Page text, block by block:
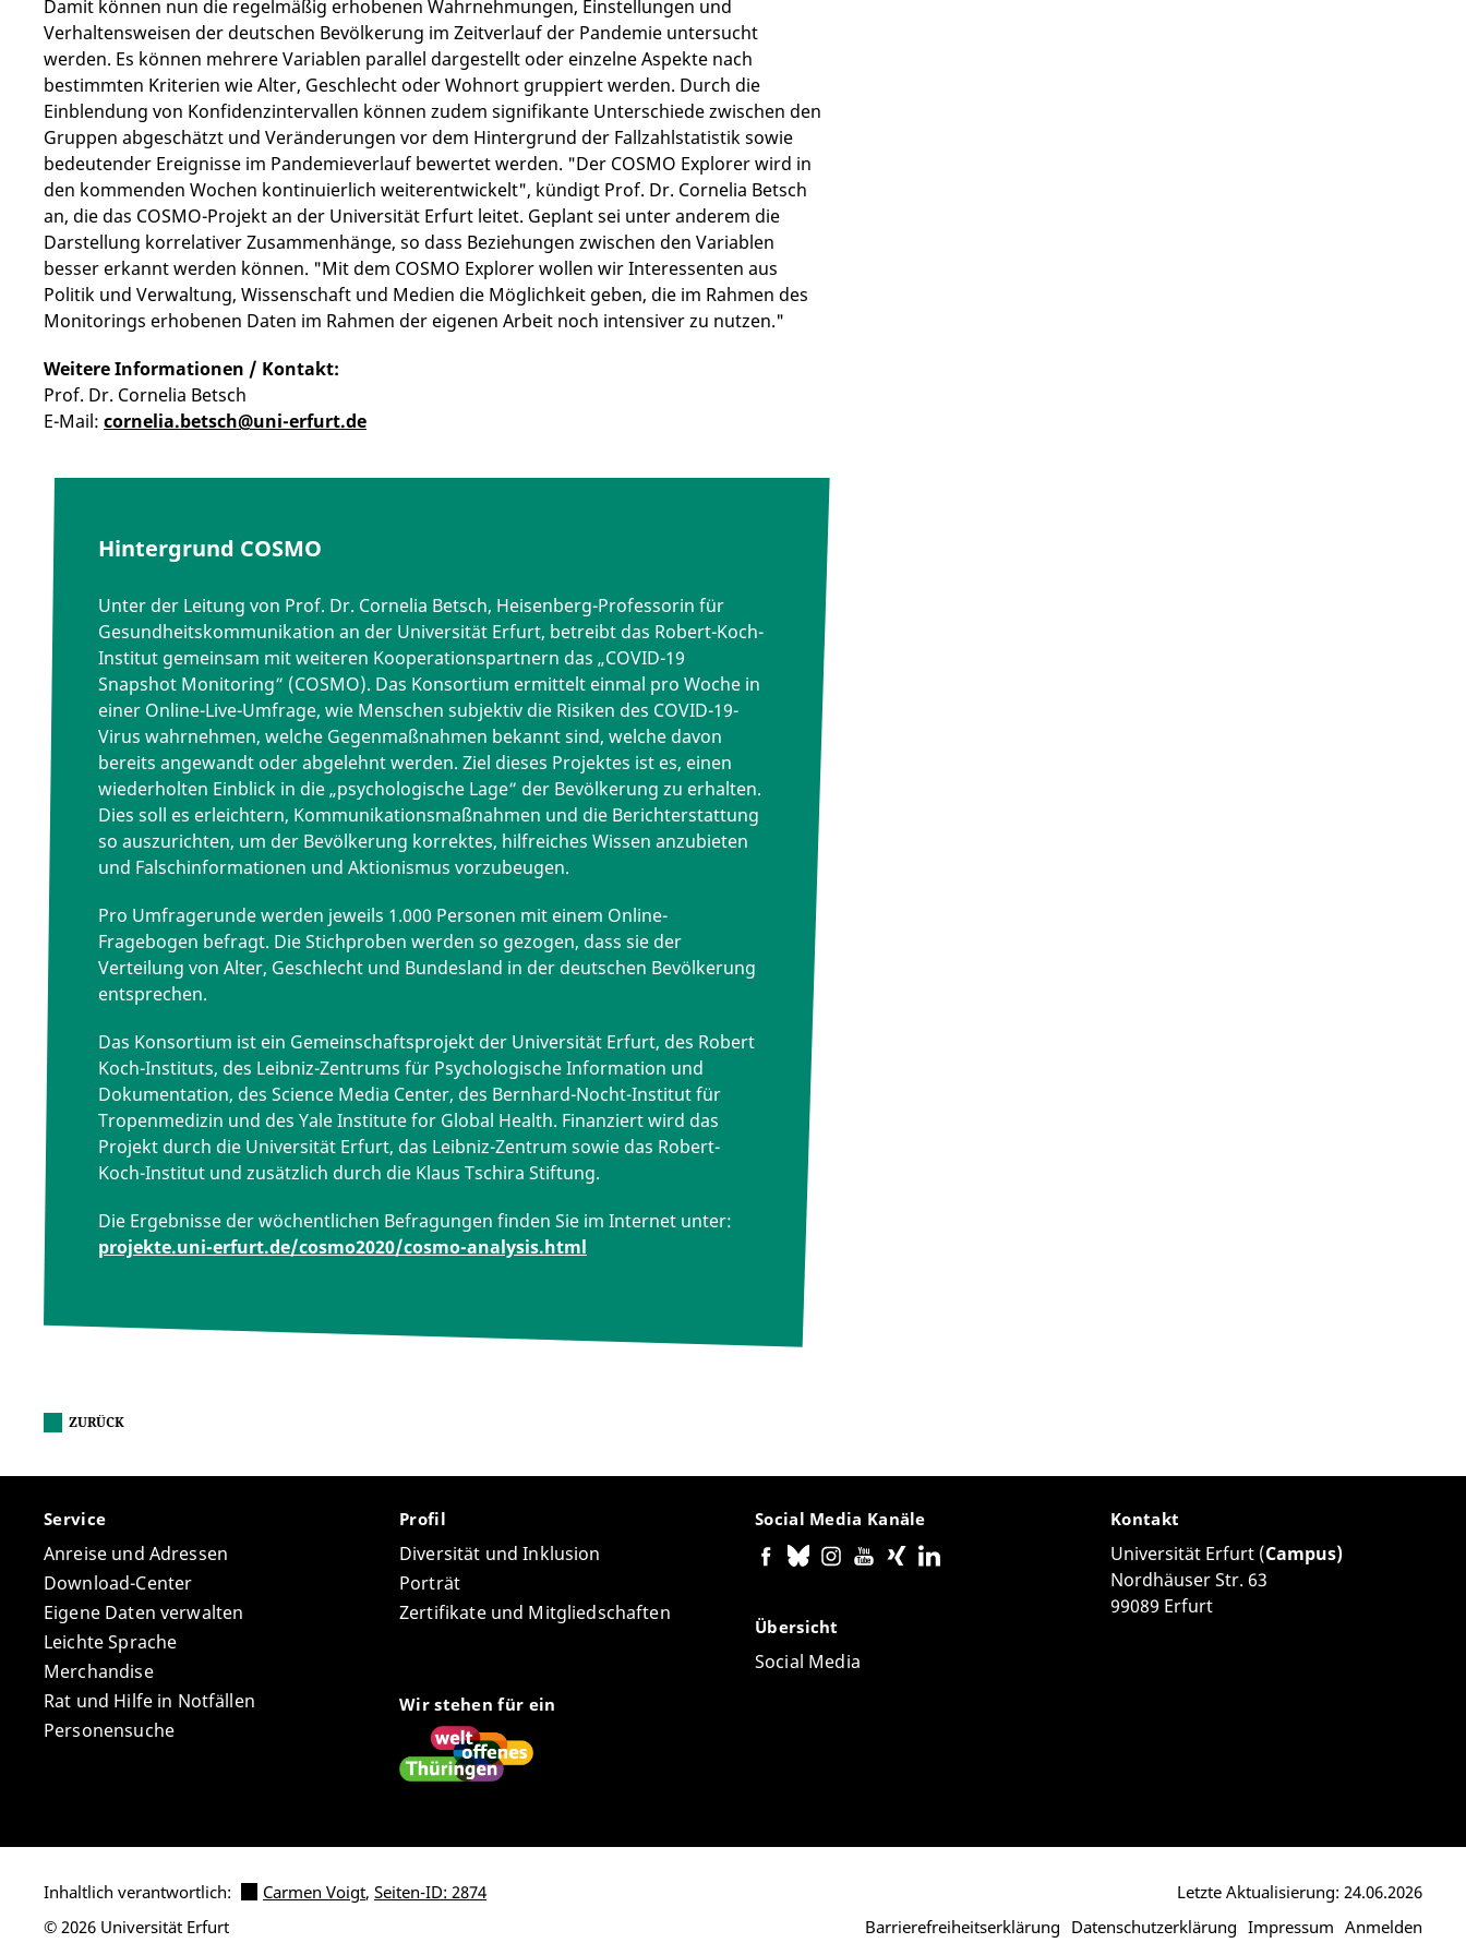
Damit können nun die regelmäßig erhobenen Wahrnehmungen, Einstellungen und
Verhaltensweisen der deutschen Bevölkerung im Zeitverlauf der Pandemie untersucht
werden. Es können mehrere Variablen parallel dargestellt oder einzelne Aspekte nach
bestimmten Kriterien wie Alter, Geschlecht oder Wohnort gruppiert werden. Durch die
Einblendung von Konfidenzintervallen können zudem signifikante Unterschiede zwischen den
Gruppen abgeschätzt und Veränderungen vor dem Hintergrund der Fallzahlstatistik sowie
bedeutender Ereignisse im Pandemieverlauf bewertet werden. "Der COSMO Explorer wird in
den kommenden Wochen kontinuierlich weiterentwickelt", kündigt Prof. Dr. Cornelia Betsch
an, die das COSMO-Projekt an der Universität Erfurt leitet. Geplant sei unter anderem die
Darstellung korrelativer Zusammenhänge, so dass Beziehungen zwischen den Variablen
besser erkannt werden können. "Mit dem COSMO Explorer wollen wir Interessenten aus
Politik und Verwaltung, Wissenschaft und Medien die Möglichkeit geben, die im Rahmen des
Monitorings erhobenen Daten im Rahmen der eigenen Arbeit noch intensiver zu nutzen."
Weitere Informationen / Kontakt:
Prof. Dr. Cornelia Betsch
E-Mail: cornelia.betsch@uni-erfurt.de
Hintergrund COSMO
Unter der Leitung von Prof. Dr. Cornelia Betsch, Heisenberg-Professorin für
Gesundheitskommunikation an der Universität Erfurt, betreibt das Robert-Koch-
Institut gemeinsam mit weiteren Kooperationspartnern das „COVID-19
Snapshot Monitoring“ (COSMO). Das Konsortium ermittelt einmal pro Woche in
einer Online-Live-Umfrage, wie Menschen subjektiv die Risiken des COVID-19-
Virus wahrnehmen, welche Gegenmaßnahmen bekannt sind, welche davon
bereits angewandt oder abgelehnt werden. Ziel dieses Projektes ist es, einen
wiederholten Einblick in die „psychologische Lage“ der Bevölkerung zu erhalten.
Dies soll es erleichtern, Kommunikationsmaßnahmen und die Berichterstattung
so auszurichten, um der Bevölkerung korrektes, hilfreiches Wissen anzubieten
und Falschinformationen und Aktionismus vorzubeugen.
Pro Umfragerunde werden jeweils 1.000 Personen mit einem Online-
Fragebogen befragt. Die Stichproben werden so gezogen, dass sie der
Verteilung von Alter, Geschlecht und Bundesland in der deutschen Bevölkerung
entsprechen.
Das Konsortium ist ein Gemeinschaftsprojekt der Universität Erfurt, des Robert
Koch-Instituts, des Leibniz-Zentrums für Psychologische Information und
Dokumentation, des Science Media Center, des Bernhard-Nocht-Institut für
Tropenmedizin und des Yale Institute for Global Health. Finanziert wird das
Projekt durch die Universität Erfurt, das Leibniz-Zentrum sowie das Robert-
Koch-Institut und zusätzlich durch die Klaus Tschira Stiftung.
Die Ergebnisse der wöchentlichen Befragungen finden Sie im Internet unter:
projekte.uni-erfurt.de/cosmo2020/cosmo-analysis.html
ZURÜCK
Service
Anreise und Adressen
Download-Center
Eigene Daten verwalten
Leichte Sprache
Merchandise
Rat und Hilfe in Notfällen
Personensuche
Profil
Diversität und Inklusion
Porträt
Zertifikate und Mitgliedschaften
Wir stehen für ein
Social Media Kanäle
Übersicht
Social Media
Kontakt
Universität Erfurt (Campus)
Nordhäuser Str. 63
99089 Erfurt
Inhaltlich verantwortlich: Carmen Voigt, Seiten-ID: 2874
Barrierefreiheitserklärung Datenschutzerklärung Impressum Anmelden
Letzte Aktualisierung: 24.06.2026
© 2026 Universität Erfurt